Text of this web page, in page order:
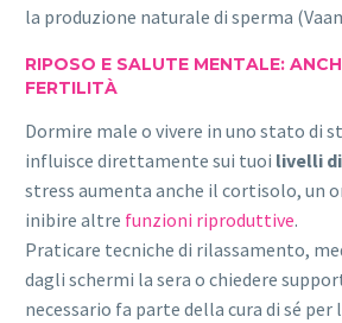
la produzione naturale di sperma
RIPOSO E SALUTE MENTALE:
FERTILITÀ
Dormire male o vivere in uno stato di
influisce direttamente sui tuoi livelli
stress aumenta anche il cortisolo, un
inibire altre funzioni riproduttive.
Praticare tecniche di rilassamento,
dagli schermi la sera o chiedere
necessario fa parte della cura di sé